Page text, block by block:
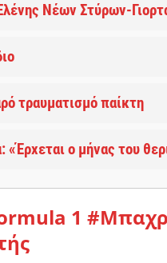
Νέων Στύρων-
τραυματισμό παίκτη
«Έρχεται ο μήνας του
1